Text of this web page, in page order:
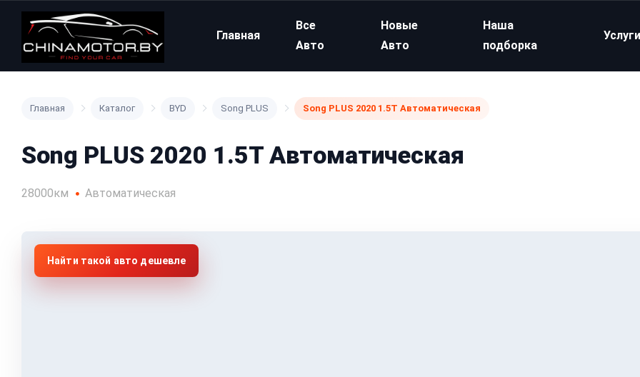
Главная
Все
Авто
Новые
Авто
Наша
подборка
Услуги
Главная Каталог BYD Song PLUS Song PLUS 2020 1.5T Автоматическая
Song PLUS 2020 1.5T Автоматическая
28000км Автоматическая
Найти такой авто дешевле